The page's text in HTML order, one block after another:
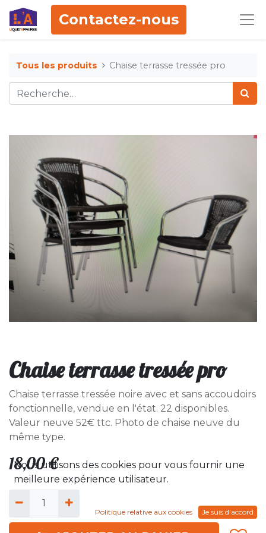
Contactez-nous
Tous les produits Chaise terrasse tressée pro
Chaise terrasse tressée pro
Chaise terrasse tressée noire avec et sans accoudoirs
fonctionnelle, vendue en l'état. 22 disponibles.
Valeur neuve 52€ ttc. Photo de chaise neuve du
même type.
18,00€
Nous utilisons des cookies pour vous fournir une
meilleure expérience utilisateur.
Politique relative aux cookies Je suis d'accord